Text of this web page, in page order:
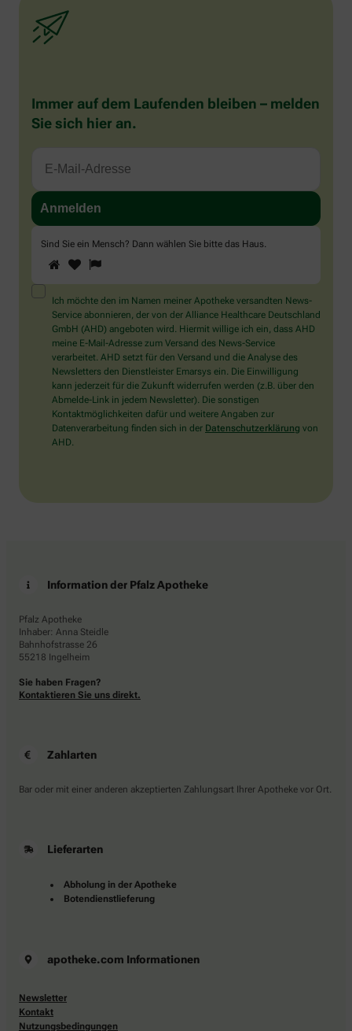
Immer auf dem Laufenden bleiben – melden
Sie sich hier an.
Sind Sie ein Mensch? Dann wählen Sie bitte das Haus.
Sind
Sie
ein
Mensch?
Dann
wählen
Sie
bitte
das
Haus.
1 2
Ich möchte den im Namen meiner Apotheke versandten News-
Service abonnieren, der von der Alliance Healthcare Deutschland
GmbH (AHD) angeboten wird. Hiermit willige ich ein, dass AHD
meine E-Mail-Adresse zum Versand des News-Service
verarbeitet. AHD setzt für den Versand und die Analyse des
Newsletters den Dienstleister Emarsys ein. Die Einwilligung
kann jederzeit für die Zukunft widerrufen werden (z.B. über den
Abmelde-Link in jedem Newsletter). Die sonstigen
Kontaktmöglichkeiten dafür und weitere Angaben zur
Datenverarbeitung finden sich in der Datenschutzerklärung von
AHD.
Information der Pfalz Apotheke
Pfalz Apotheke
Inhaber: Anna Steidle
Bahnhofstrasse 26
55218 Ingelheim
Sie haben Fragen?
Kontaktieren Sie uns direkt.
Zahlarten
Bar oder mit einer anderen akzeptierten Zahlungsart Ihrer Apotheke vor Ort.
Lieferarten
Abholung in der Apotheke
Botendienstlieferung
apotheke.com Informationen
Newsletter
Kontakt
Nutzungsbedingungen